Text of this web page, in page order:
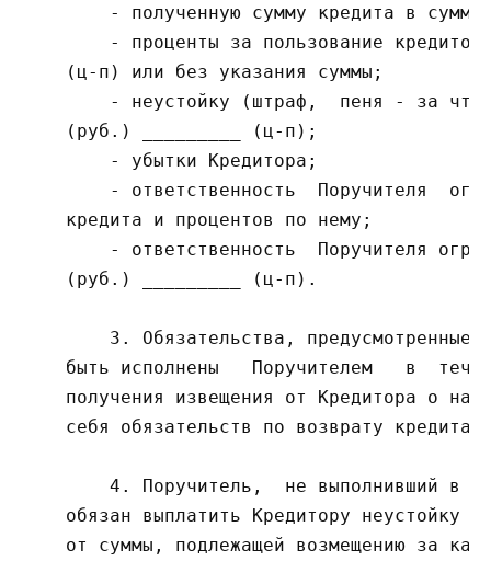
- полученную сумму кредита в
- проценты за пользование
    (ц-п) или без указания суммы;
- неустойку (штраф,  пеня - за
    (руб.) _________ (ц-п);
        - убытки Кредитора;
- ответственность  Поручителя
    кредита и процентов по нему;
- ответственность  Поручителя
    (руб.) _________ (ц-п).
3. Обязательства, предусмотренные
быть исполнены   Поручителем   в
получения извещения от Кредитора о
    себя обязательств по возврату кредита.
4. Поручитель,  не выполнивший в
обязан выплатить Кредитору неустойку
от суммы, подлежащей возмещению за